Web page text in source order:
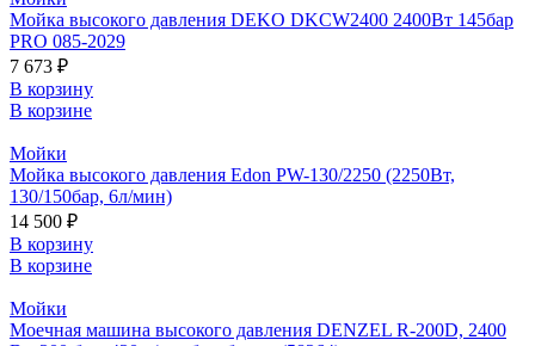
Мойка высокого давления DEKO DKCW2400 2400Вт 145бар
PRO 085-2029
7 673 ₽
В корзину
В корзине
Мойки
Мойка высокого давления Edon PW-130/2250 (2250Вт,
130/150бар, 6л/мин)
14 500 ₽
В корзину
В корзине
Мойки
Моечная машина высокого давления DENZEL R-200D, 2400